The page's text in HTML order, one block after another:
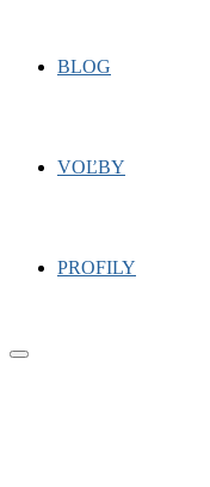
BLOG
VOĽBY
PROFILY
Primary